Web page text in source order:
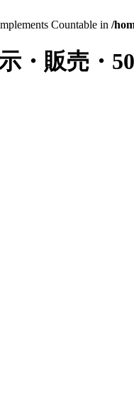
Countable in /
・販売・